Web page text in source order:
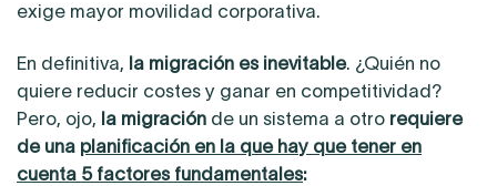
exige mayor movilidad corporativa.
En definitiva, la migración es inevitable. ¿Quién no
quiere reducir costes y ganar en competitividad?
Pero, ojo, la migración de un sistema a otro requiere
de una planificación en la que hay que tener en
cuenta 5 factores fundamentales: